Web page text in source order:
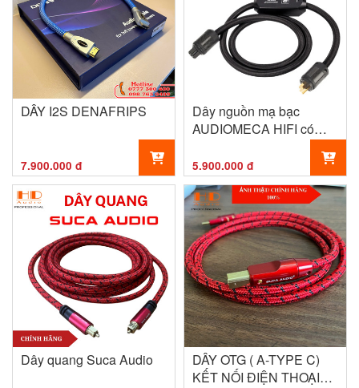
DÂY I2S DENAFRIPS
7.900.000 đ
Dây nguồn mạ bạc
AUDIOMECA HIFI có
chủ động, cáp nguồn
chống sét
5.900.000 đ
Dây quang Suca Audio
DÂY OTG ( A-TYPE C)
KẾT NỐI ĐIỆN THOẠI